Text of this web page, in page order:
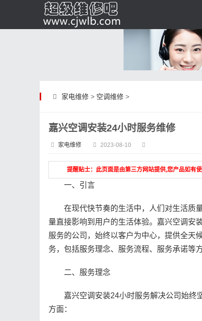
家电维修> 空调维修>
嘉兴空调安装24小时服务维修
家电维修 2023-08-10
提醒贴士：此页面是由第三方网站提供,您产品如有
一、引言
在现代快节奏的生活中，人们对生活质量
量直接影响到用户的生活体验。嘉兴空调安
服务的公司，始终以客户为中心，提供全天
务，包括服务理念、服务流程、服务承诺等
二、服务理念
嘉兴空调安装24小时服务解决公司始终坚
方面：